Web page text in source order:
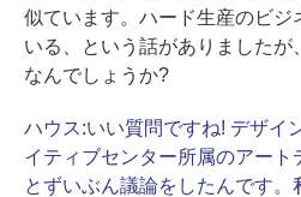
似ています。ハード生産のビジ
いる、という話がありました
なんでしょうか?
ハウス:いい質問ですね! デザイ
イティブセンター所属のアート
とずいぶん議論をしたんです。